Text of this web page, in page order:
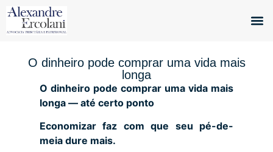
O dinheiro pode comprar uma vida mais
longa
O dinheiro pode comprar uma vida mais
longa — até certo ponto
Economizar faz com que seu pé-de-
meia dure mais.